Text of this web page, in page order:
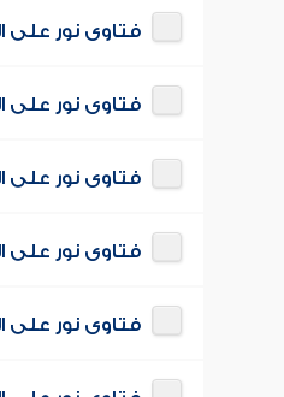
فتاوى نور على
فتاوى نور على
فتاوى نور على
فتاوى نور على
فتاوى نور على